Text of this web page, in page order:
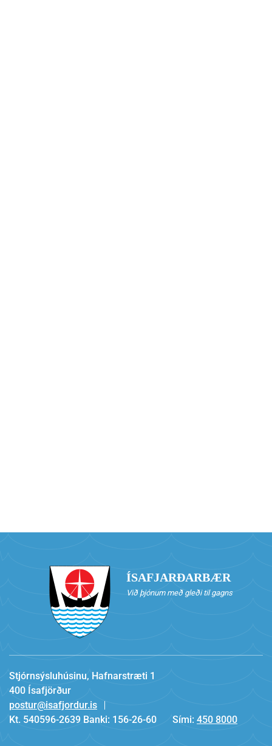
ÍSAFJARÐARBÆR
Við þjónum með gleði til gagns
Stjórnsýsluhúsinu, Hafnarstræti 1
400 Ísafjörður
postur@isafjordur.is
Kt. 540596-2639 Banki: 156-26-60
Sími: 450 8000